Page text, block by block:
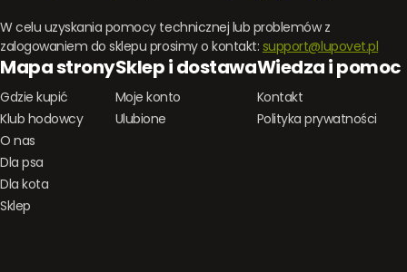
W celu uzyskania pomocy technicznej lub problemów z
zalogowaniem do sklepu prosimy o kontakt: support@lupovet.pl
Mapa strony
Gdzie kupić
Klub hodowcy
O nas
Dla psa
Dla kota
Sklep
Sklep i dostawa
Moje konto
Ulubione
Wiedza i pomoc
Kontakt
Polityka prywatności